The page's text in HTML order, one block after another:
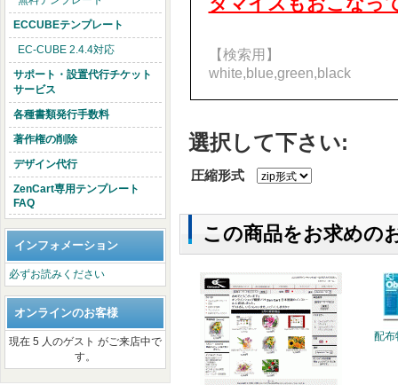
ECCUBEテンプレート
EC-CUBE 2.4.4対応
サポート・設置代行チケット
サービス
各種書類発行手数料
著作権の削除
デザイン代行
ZenCart専用テンプレート
FAQ
インフォメーション
必ずお読みください
オンラインのお客様
現在 5 人のゲスト がご来店中で
す。
【検索用】
white,blue,green,black
選択して下さい:
圧縮形式
この商品をお求めの
配布